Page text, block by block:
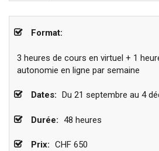
Format:
3 heures de cours en virtuel + 1
autonomie en ligne par semaine
Dates: Du 21 septembre au 4
Durée: 48 heures
Prix: CHF 650